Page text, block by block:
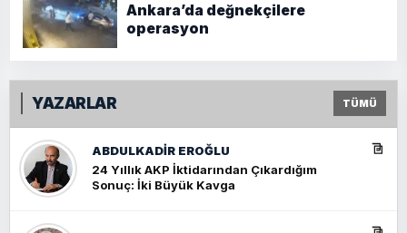
Ankara’da değnekçilere
operasyon
YAZARLAR TÜMÜ
ABDULKADIR EROĞLU
24 Yıllık AKP İktidarından Çıkardığım
Sonuç: İki Büyük Kavga